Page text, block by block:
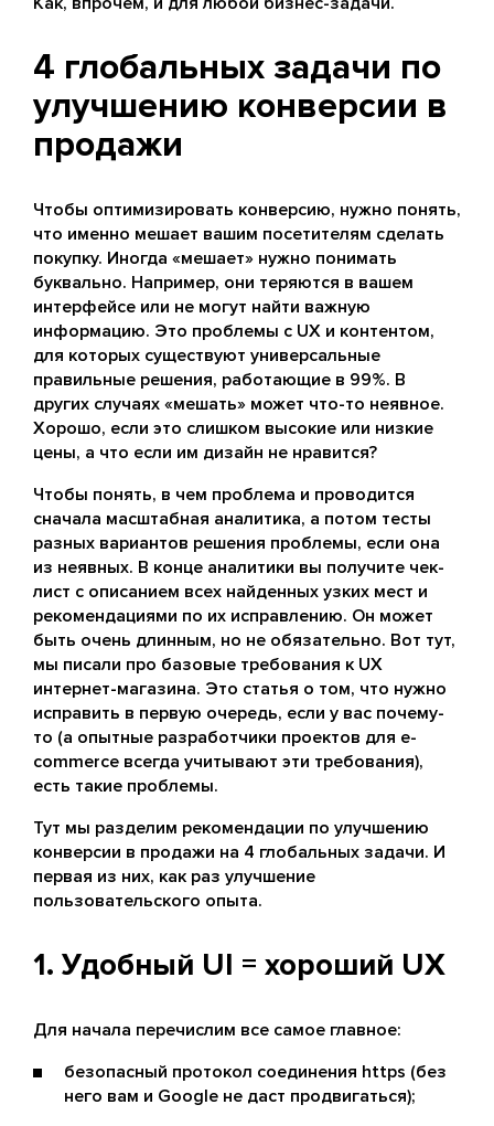
4 глобальных задачи по
улучшению конверсии в
продажи
Чтобы оптимизировать конверсию, нужно понять,
что именно мешает вашим посетителям сделать
покупку. Иногда «мешает» нужно понимать
буквально. Например, они теряются в вашем
интерфейсе или не могут найти важную
информацию. Это проблемы с UX и контентом,
для которых существуют универсальные
правильные решения, работающие в 99%. В
других случаях «мешать» может что-то неявное.
Хорошо, если это слишком высокие или низкие
цены, а что если им дизайн не нравится?
Чтобы понять, в чем проблема и проводится
сначала масштабная аналитика, а потом тесты
разных вариантов решения проблемы, если она
из неявных. В конце аналитики вы получите чек-
лист с описанием всех найденных узких мест и
рекомендациями по их исправлению. Он может
быть очень длинным, но не обязательно. Вот тут,
мы писали про базовые требования к UX
интернет-магазина. Это статья о том, что нужно
исправить в первую очередь, если у вас почему-
то (а опытные разработчики проектов для e-
commerce всегда учитывают эти требования),
есть такие проблемы.
Тут мы разделим рекомендации по улучшению
конверсии в продажи на 4 глобальных задачи. И
первая из них, как раз улучшение
пользовательского опыта.
1. Удобный UI = хороший UX
Для начала перечислим все самое главное:
безопасный протокол соединения https (без
него вам и Google не даст продвигаться);